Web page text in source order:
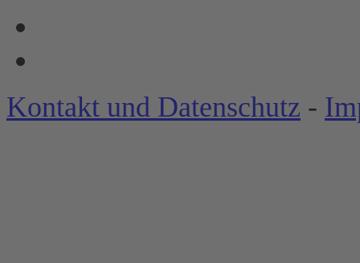
Kontakt und Datenschutz -